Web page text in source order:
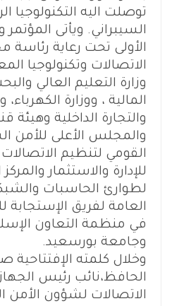
توصلت اليه التكنولوجيا
السيبراني. ويأتى
الأولى تحت رعاية رئاسة
الاتصالات وتكنولوجيا
وزارة التعليم العالي
المالية ، ووزارة الكهرباء،
والتجارة الداخلية
والمجلس الأعلى للأمن
القومي لتنظيم
للإدارة والاستثمار
لطوارئ الحاسبات
العامة لفريق الإستجابة
في منظمة التعاون
وجامعة بورسعيد.
وخلال كلمته الإفتتاحية
الحافظ،نائب رئيس
الاتصالات لشؤون الأمن